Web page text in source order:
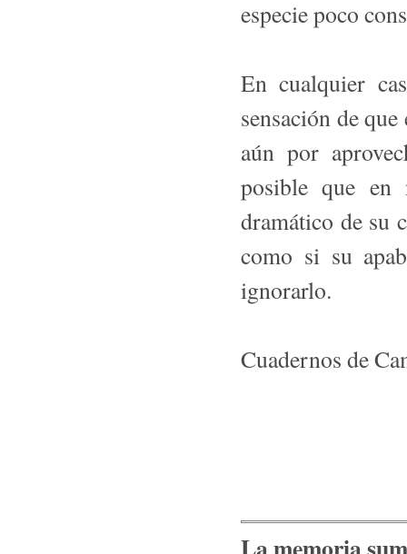
especie poco
En cualquier
sensación de
aún por
posible que en
dramático de su
como si su
ignorarlo.
Cuadernos de